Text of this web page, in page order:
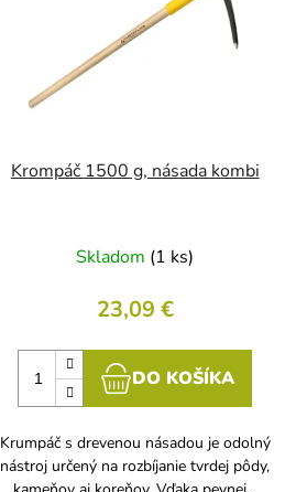
Krompáč 1500 g, násada kombi
Skladom (1 ks)
23,09 €
DO KOŠÍKA
Krumpáč s drevenou násadou je odolný
nástroj určený na rozbíjanie tvrdej pôdy,